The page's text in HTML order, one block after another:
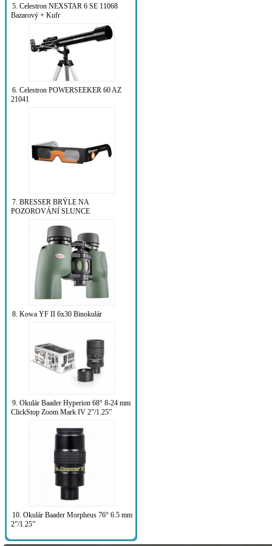
5. Celestron NEXSTAR 6 SE 11068
Bazarový + Kufr
6. Celestron POWERSEEKER 60 AZ
21041
7. BRESSER BRÝLE NA
POZOROVÁNÍ SLUNCE
8. Kowa YF II 6x30 Binokulár
9. Okulár Baader Hyperion 68° 8-24 mm
ClickStop Zoom Mark IV 2”/1.25”
10. Okulár Baader Morpheus 76° 6.5 mm
2”/1.25”